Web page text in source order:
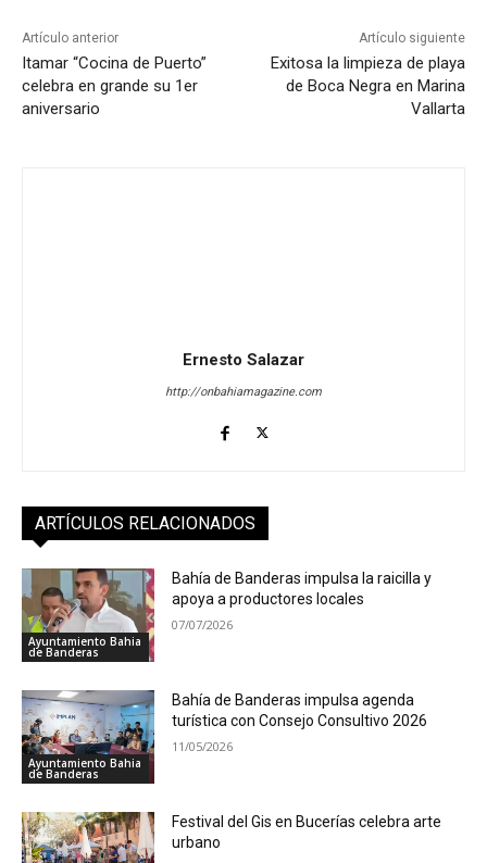
Artículo anterior
Itamar “Cocina de Puerto”
celebra en grande su 1er
aniversario
Artículo siguiente
Exitosa la limpieza de playa
de Boca Negra en Marina
Vallarta
Ernesto Salazar
http://onbahiamagazine.com
ARTÍCULOS RELACIONADOS
Ayuntamiento Bahia
de Banderas
Bahía de Banderas impulsa la raicilla y
apoya a productores locales
07/07/2026
Ayuntamiento Bahia
de Banderas
Bahía de Banderas impulsa agenda
turística con Consejo Consultivo 2026
11/05/2026
Festival del Gis en Bucerías celebra arte
urbano